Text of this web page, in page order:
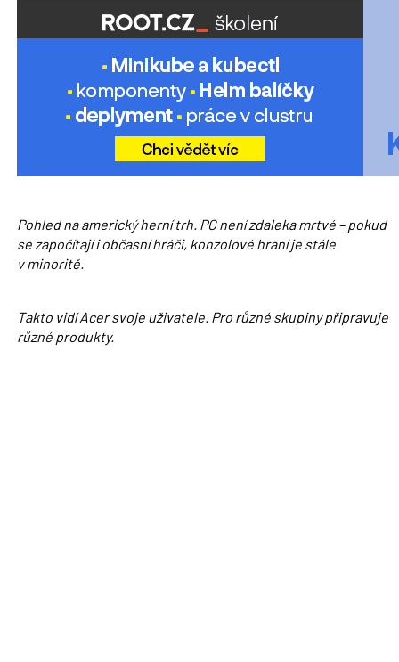
Pohled na americký herní trh. PC není zdaleka mrtvé – pokud
se započítají i občasní hráči, konzolové hraní je stále
v minoritě.
Takto vidí Acer svoje uživatele. Pro různé skupiny připravuje
různé produkty.